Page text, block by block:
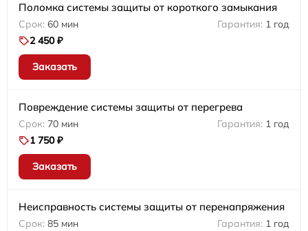
Поломка системы защиты от короткого замыкания
60 мин
1 год
2 450 ₽
Заказать
Повреждение системы защиты от перегрева
70 мин
1 год
1 750 ₽
Заказать
Неисправность системы защиты от перенапряжения
85 мин
1 год